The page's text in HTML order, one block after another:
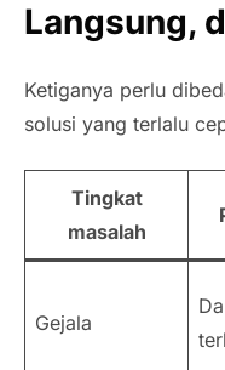
Langsung,
Ketiganya perlu
solusi yang terlalu
Tingkat
masalah
Gejala